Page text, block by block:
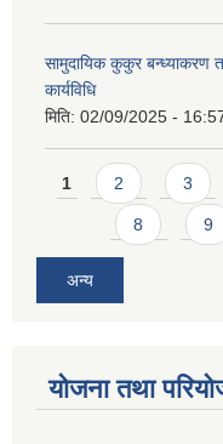
सामुदायिक कुकुर बन्ध्याकरण
कार्यविधि
मिति: 02/09/2025 -
Pages
1 2 3
8 9
अन्य
योजना तथा